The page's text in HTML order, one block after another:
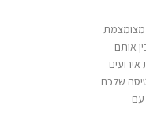
מצומצמת
אותם
שלכם
עם